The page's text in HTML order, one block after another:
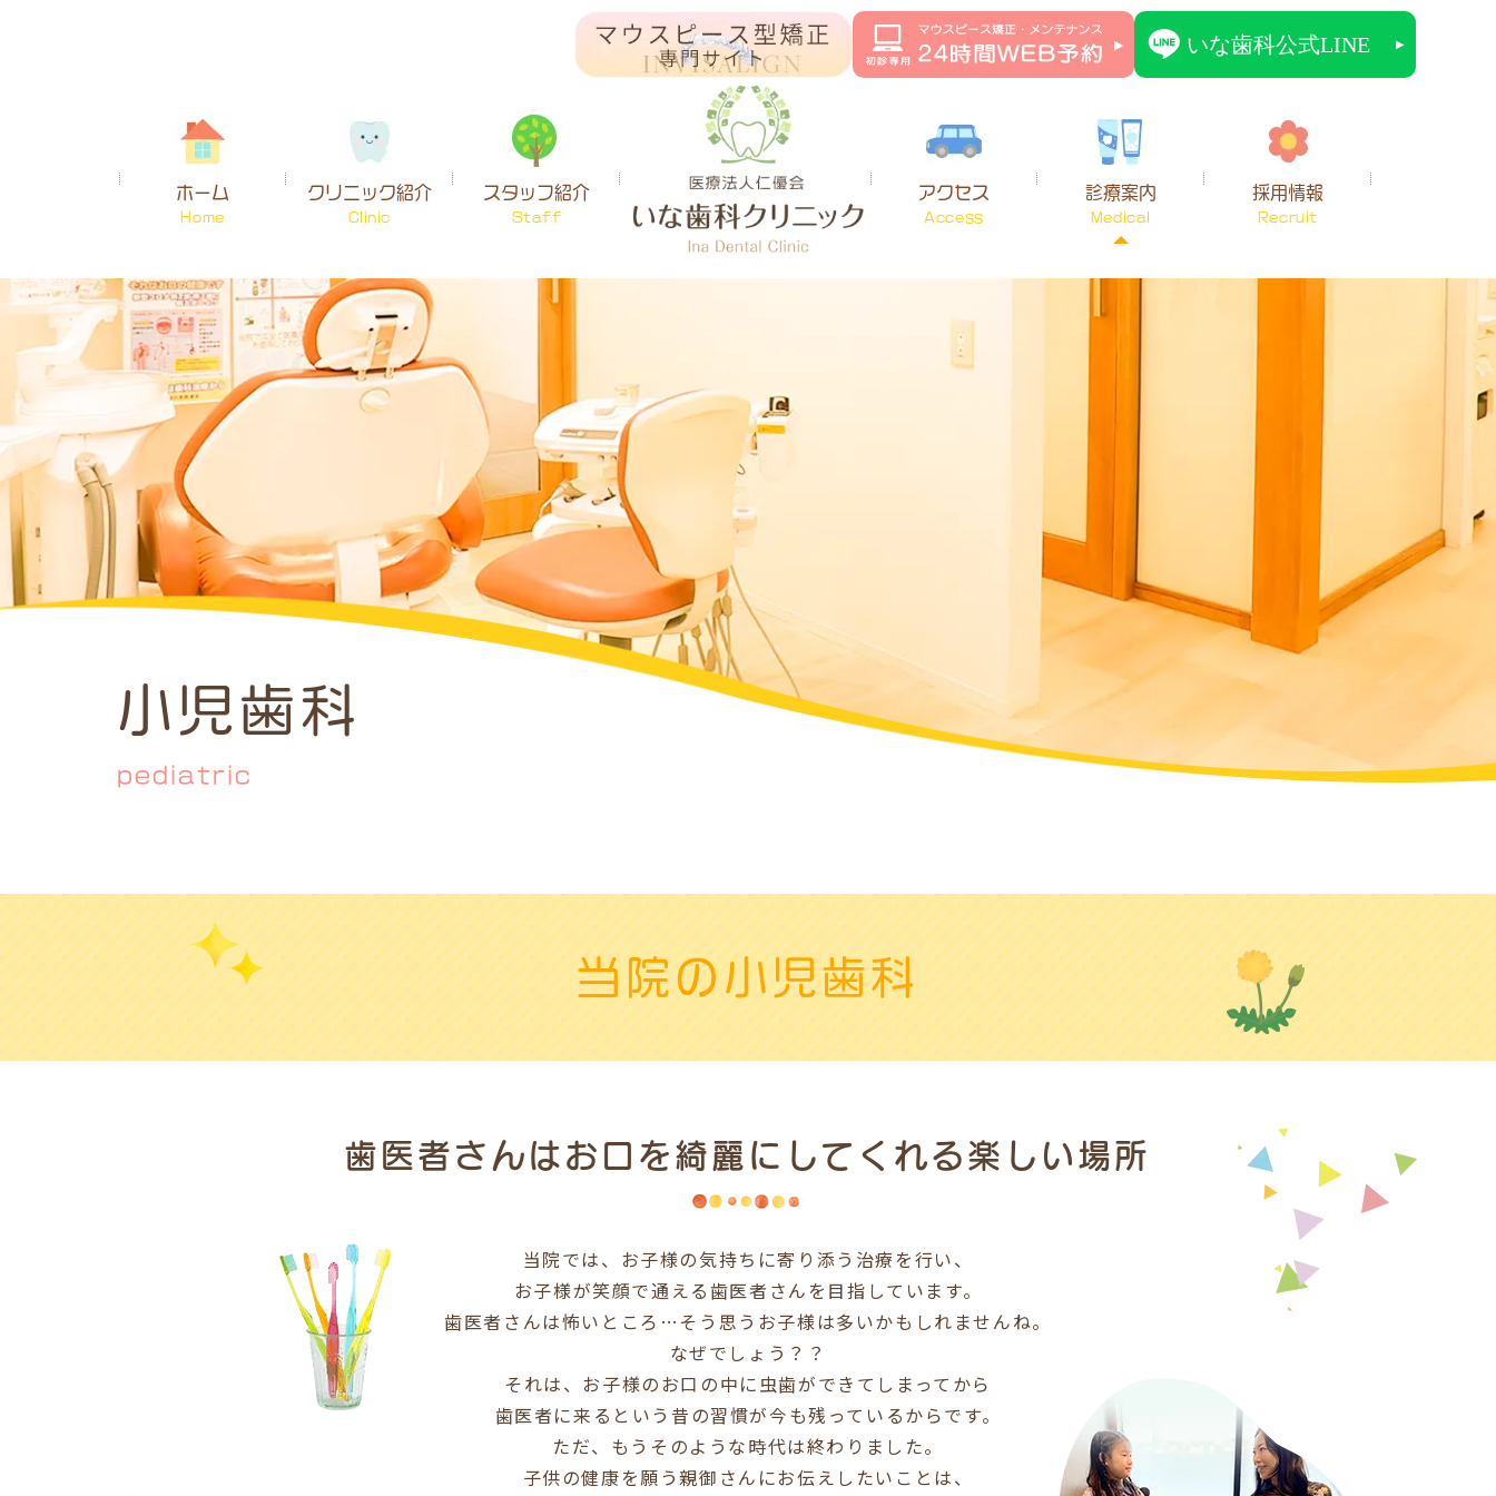
ホーム
Home
クリニック紹介
Clinic
スタッフ紹介
Staff
アクセス
Access
診療案内
Medical
採用情報
Recruit
小児歯科
pediatric
当院の小児歯科
歯医者さんは お口を綺麗にしてくれる 楽しい場所
当院では、お子様の気持ちに寄り添う治療を行い、
お子様が笑顔で通える歯医者さんを目指しています。
歯医者さんは怖いところ…そう思うお子様は多いかもしれませんね。
なぜでしょう？？
それは、お子様のお口の中に虫歯ができてしまってから
歯医者に来るという昔の習慣が今も残っているからです。
ただ、もうそのような時代は終わりました。
子供の健康を願う親御さんにお伝えしたいことは、